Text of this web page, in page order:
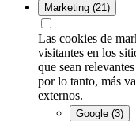
Marketing (21)
Las cookies de
visitantes en los
que sean
por lo tanto, más
externos.
Google (3)